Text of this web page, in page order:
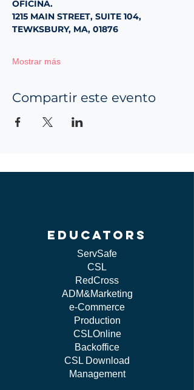
OFICINA.
1215 MAIN STREET, SUITE 104,
TEWKSBURY, MA, 01876
Mostrar más
Compartir este evento
educators
ServSafe
CSL
RedCross
ADM&Marketing
e-Commerce
Production
CSLOnline
Backoffice
CSL Download
Management